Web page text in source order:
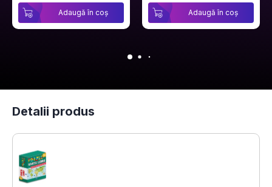
Adaugă în coș Adaugă în coș
Detalii produs